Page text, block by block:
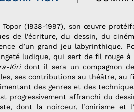
(1938-1997), son œuvre
de l'écriture, du dessin, du
d’un grand jeu labyrinthique.
ludique, qui sert de fil rouge
Kiridont il sera un compagnon
ses contributions au théâtre, au
des genres et des
progressivement affranchi du
dont la noirceur, l’onirisme et